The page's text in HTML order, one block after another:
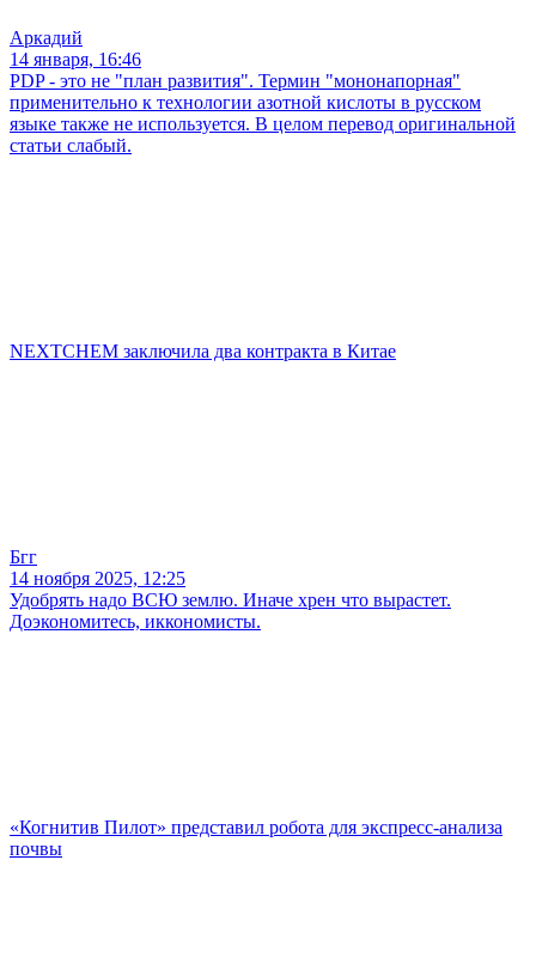
Аркадий
14 января, 16:46
PDP - это не "план развития". Термин "мононапорная"
применительно к технологии азотной кислоты в русском
языке также не используется. В целом перевод оригинальной
статьи слабый.
NEXTCHEM заключила два контракта в Китае
Бгг
14 ноября 2025, 12:25
Удобрять надо ВСЮ землю. Иначе хрен что вырастет.
Доэкономитесь, иккономисты.
«Когнитив Пилот» представил робота для экспресс-анализа
почвы